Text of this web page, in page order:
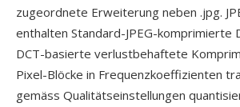
zugeordnete Erweiterung neben .jpg.
enthalten Standard-JPEG-komprimierte
DCT-basierte verlustbehaftete
Pixel-Blöcke in Frequenzkoeffizienten
gemäss Qualitätseinstellungen